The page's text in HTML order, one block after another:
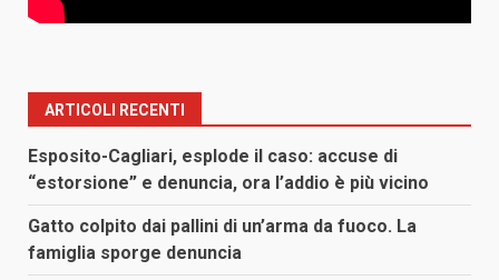
ARTICOLI RECENTI
Esposito-Cagliari, esplode il caso: accuse di
“estorsione” e denuncia, ora l’addio è più vicino
Gatto colpito dai pallini di un’arma da fuoco. La
famiglia sporge denuncia